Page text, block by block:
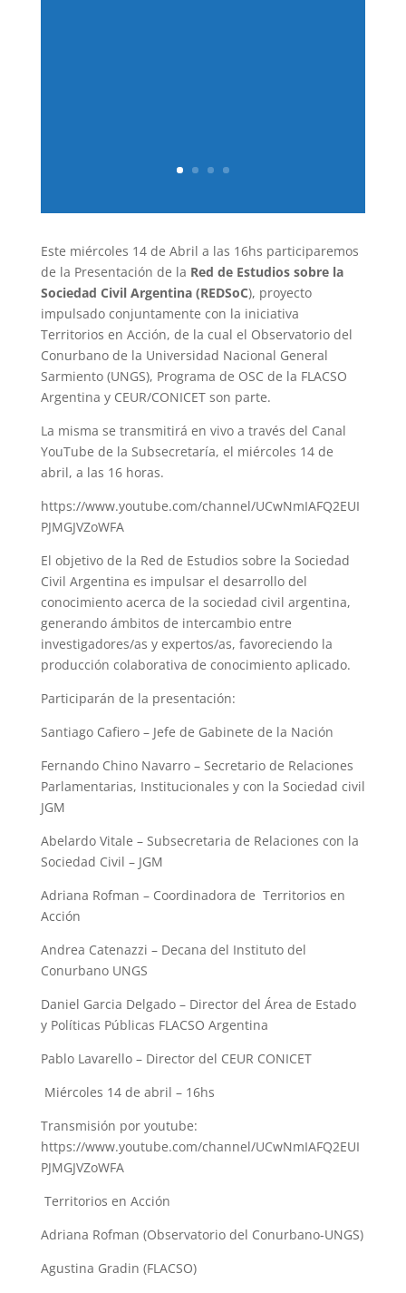
Este miércoles 14 de Abril a las 16hs participaremos
de la Presentación de la Red de Estudios sobre la
Sociedad Civil Argentina (REDSoC), proyecto
impulsado conjuntamente con la iniciativa
Territorios en Acción, de la cual el Observatorio del
Conurbano de la Universidad Nacional General
Sarmiento (UNGS), Programa de OSC de la FLACSO
Argentina y CEUR/CONICET son parte.
La misma se transmitirá en vivo a través del Canal
YouTube de la Subsecretaría, el miércoles 14 de
abril, a las 16 horas.
https://www.youtube.com/channel/UCwNmIAFQ2EUI
PJMGJVZoWFA
El objetivo de la Red de Estudios sobre la Sociedad
Civil Argentina es impulsar el desarrollo del
conocimiento acerca de la sociedad civil argentina,
generando ámbitos de intercambio entre
investigadores/as y expertos/as, favoreciendo la
producción colaborativa de conocimiento aplicado.
Participarán de la presentación:
Santiago Cafiero – Jefe de Gabinete de la Nación
Fernando Chino Navarro – Secretario de Relaciones
Parlamentarias, Institucionales y con la Sociedad civil
JGM
Abelardo Vitale – Subsecretaria de Relaciones con la
Sociedad Civil – JGM
Adriana Rofman – Coordinadora de Territorios en
Acción
Andrea Catenazzi – Decana del Instituto del
Conurbano UNGS
Daniel Garcia Delgado – Director del Área de Estado
y Políticas Públicas FLACSO Argentina
Pablo Lavarello – Director del CEUR CONICET
Miércoles 14 de abril – 16hs
Transmisión por youtube:
https://www.youtube.com/channel/UCwNmIAFQ2EUI
PJMGJVZoWFA
Territorios en Acción
Adriana Rofman (Observatorio del Conurbano-UNGS)
Agustina Gradin (FLACSO)